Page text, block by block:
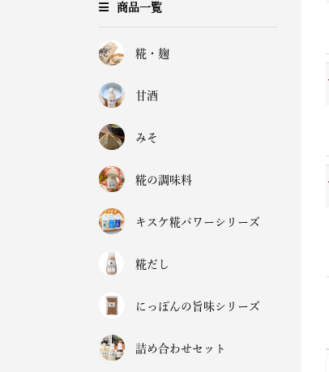
商品一覧
糀・麹
甘酒
みそ
糀の調味料
キスケ糀パワーシリーズ
糀だし
にっぽんの旨味シリーズ
詰め合わせセット